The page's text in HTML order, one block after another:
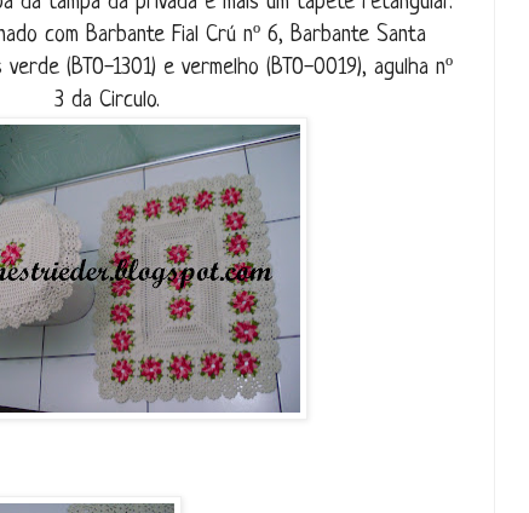
com Barbante Fial Crú nº 6, Barbante Santa
(BTO-1301) e vermelho (BTO-0019), agulha nº
3 da Circulo.